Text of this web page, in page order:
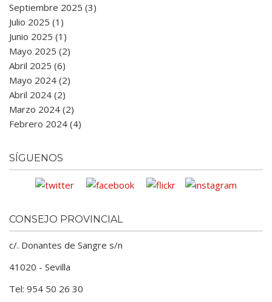
Septiembre 2025 (3)
Julio 2025 (1)
Junio 2025 (1)
Mayo 2025 (2)
Abril 2025 (6)
Mayo 2024 (2)
Abril 2024 (2)
Marzo 2024 (2)
Febrero 2024 (4)
SÍGUENOS
CONSEJO PROVINCIAL
c/. Donantes de Sangre s/n
41020 - Sevilla
Tel: 954 50 26 30